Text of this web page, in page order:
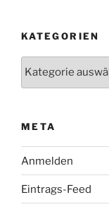
KATEGORIEN
META
Anmelden
Eintrags-Feed